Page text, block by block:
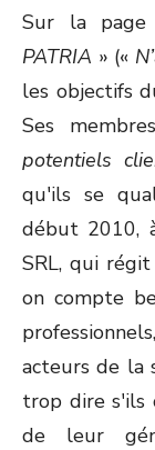
Sur la page
PATRIA » («
les objectifs
Ses
potentiels
qu'ils se
début 2010,
SRL, qui
on compte
acteurs de la
trop dire s'ils
de leur